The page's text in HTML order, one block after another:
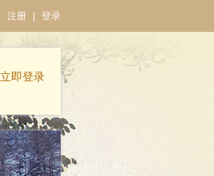
注册 登录
立即登录